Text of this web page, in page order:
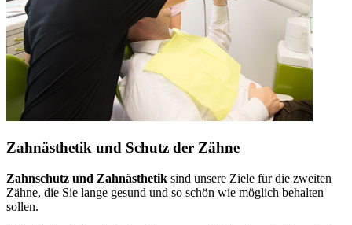
Zahnästhetik und Schutz der Zähne
Zahnschutz und Zahnästhetik sind unsere Ziele für die zweiten
Zähne, die Sie lange gesund und so schön wie möglich behalten
sollen.